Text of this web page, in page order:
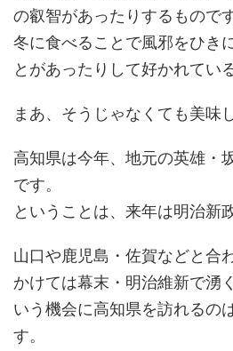
の叡智があったりするもので
冬に食べることで風邪をひき
とがあったりして好かれてい
まあ、そうじゃなくても美味
高知県は今年、地元の英雄・
です。
ということは、来年は明治新
山口や鹿児島・佐賀などと合
かけては幕末・明治維新で湧
いう機会に高知県を訪れるの
す。